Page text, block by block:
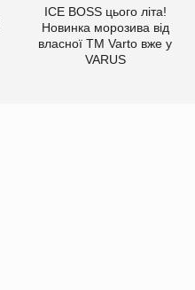
ICE BOSS цього літа!
Новинка морозива від
власної ТМ Varto вже у
VARUS